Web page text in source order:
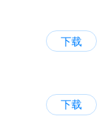
下载
下载